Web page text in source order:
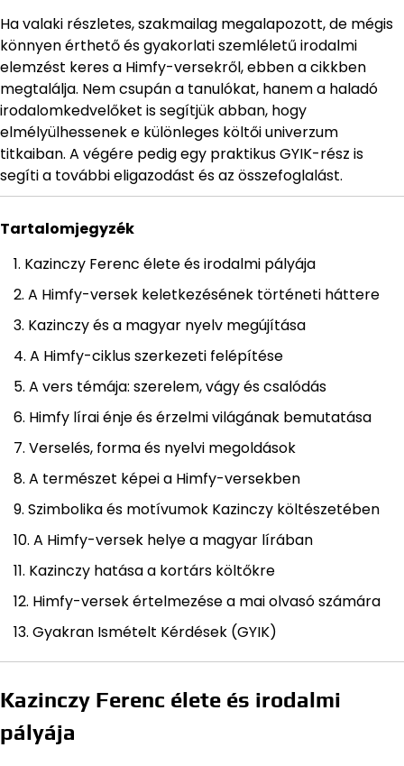
Ha valaki részletes, szakmailag megalapozott, de mégis
könnyen érthető és gyakorlati szemléletű irodalmi
elemzést keres a Himfy-versekről, ebben a cikkben
megtalálja. Nem csupán a tanulókat, hanem a haladó
irodalomkedvelőket is segítjük abban, hogy
elmélyülhessenek e különleges költői univerzum
titkaiban. A végére pedig egy praktikus GYIK-rész is
segíti a további eligazodást és az összefoglalást.
Tartalomjegyzék
Kazinczy Ferenc élete és irodalmi pályája
A Himfy-versek keletkezésének történeti háttere
Kazinczy és a magyar nyelv megújítása
A Himfy-ciklus szerkezeti felépítése
A vers témája: szerelem, vágy és csalódás
Himfy lírai énje és érzelmi világának bemutatása
Verselés, forma és nyelvi megoldások
A természet képei a Himfy-versekben
Szimbolika és motívumok Kazinczy költészetében
A Himfy-versek helye a magyar lírában
Kazinczy hatása a kortárs költőkre
Himfy-versek értelmezése a mai olvasó számára
Gyakran Ismételt Kérdések (GYIK)
Kazinczy Ferenc élete és irodalmi
pályája